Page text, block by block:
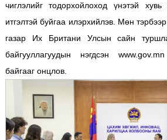
чиглэлийг тодорхойлоход үнэтэй
итгэлтэй буйгаа илэрхийлэв. Мөн
газар Их Британи Улсын сайн
байгууллагуудын нэгдсэн
байгааг онцлов.